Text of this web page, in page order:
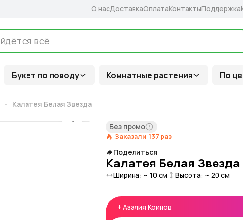
Букет по поводу Комнатные растения По
О насДоставкаОплатаКонтактыПоддержка
Калатея Белая Звезда
Без промо
Заказали 137 раз
Поделиться
Калатея Белая Звезда
Ширина: ~ 10 см Высота: ~ 20 см
+ Азалия Коинов